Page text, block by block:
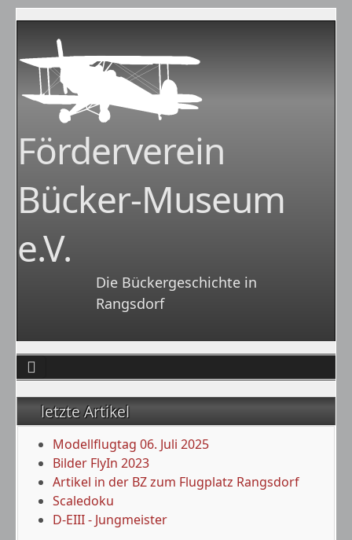
Förderverein
Bücker-Museum
e.V.
Die Bückergeschichte in
Rangsdorf
letzte Artikel
Modellflugtag 06. Juli 2025
Bilder FlyIn 2023
Artikel in der BZ zum Flugplatz Rangsdorf
Scaledoku
D-EIII - Jungmeister